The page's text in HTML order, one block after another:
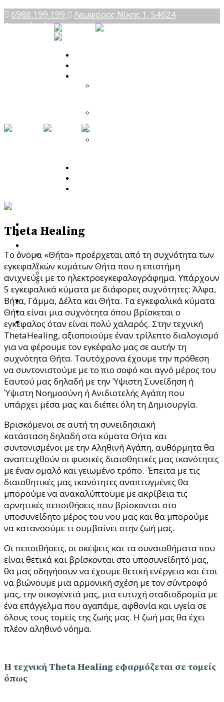
6988.199.199
Λεωφόρος Νίκης 1, 54624
Θεσσαλονίκη
Ποια Είμαι
Προσωποκεντρική Συμβουλευτική Ψυχοθεραπεία
Focusing – Διαδικασία Εστίασης
Theta Healing
Ενεργειακή Ψυχολογία & Θεραπευτική
Μεταμόρφωση
Blog
Κατάστημα
Επικοινωνία
Theta Healing
Το όνομα «Θήτα» προέρχεται από τη συχνότητα των
εγκεφαλικών κυμάτων Θήτα που η επιστήμη
ανιχνεύει με το ηλεκτροεγκεφαλογράφημα. Υπάρχουν
5 εγκεφαλικά κύματα με διάφορες συχνότητες: Άλφα,
Βήτα, Γάμμα, Δέλτα και Θήτα. Τα εγκεφαλικά κύματα
Θήτα είναι μια συχνότητα όπου βρίσκεται ο
εγκέφαλος όταν είναι πολύ χαλαρός. Στην τεχνική
ThetaHealing, αξιοποιούμε έναν τρίλεπτο διαλογισμό
για να φέρουμε τον εγκέφαλο μας σε αυτήν τη
συχνότητα Θήτα. Ταυτόχρονα έχουμε την πρόθεση
να συντονιστούμε με το πιο σοφό και αγνό μέρος του
Εαυτού μας δηλαδή με την Ύψιστη Συνείδηση ή
Ύψιστη Νοημοσύνη ή Ανιδιοτελής Αγάπη που
υπάρχει μέσα μας και διέπει όλη τη Δημιουργία.
Βρισκόμενοι σε αυτή τη συνειδησιακή
κατάσταση δηλαδή στα κύματα Θήτα και
συντονισμένοι με την Αληθινή Αγάπη, αυθόρμητα θα
αναπτυχθούν οι φυσικές διαισθητικές μας ικανότητες
με έναν ομαλό και γειωμένο τρόπο. Έπειτα με τις
διαισθητικές μας ικανότητες αναπτυγμένες θα
μπορούμε να ανακαλύπτουμε με ακρίβεια τις
αρνητικές πεποιθήσεις που βρίσκονται στο
υποσυνείδητο μέρος του νου μας και θα μπορούμε
να κατανοούμε τι συμβαίνει στην ζωή μας.
Οι πεποιθήσεις, οι σκέψεις και τα συναισθήματα που
είναι θετικά και βρίσκονται στο υποσυνείδητό μας,
θα μας οδηγήσουν να έχουμε θετική ενέργεια και έτσι
να βιώνουμε μια αρμονική σχέση με τον σύντροφό
μας, την οικογένειά μας, μια ευτυχή σταδιοδρομία με
ένα επάγγελμα που αγαπάμε, αφθονία και υγεία σε
όλους τους τομείς της ζωής μας. Η ζωή μας θα έχει
πλέον αληθινό νόημα.
H τεχνική Theta Healing εφαρμόζεται σε τομείς
όπως